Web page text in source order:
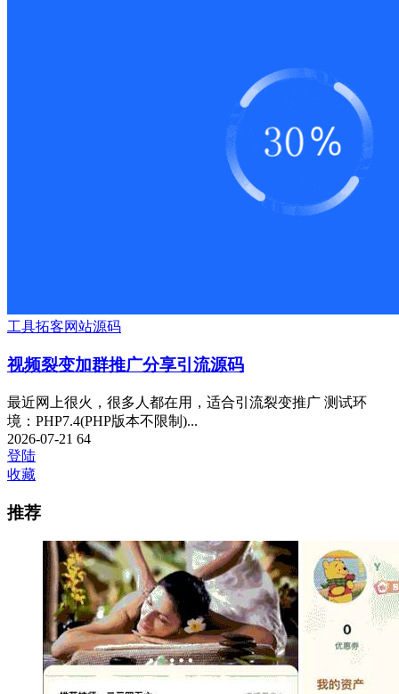
工具拓客网站源码
视频裂变加群推广分享引流源码
最近网上很火，很多人都在用，适合引流裂变推广 测试环
境：PHP7.4(PHP版本不限制)...
2026-07-21 64
登陆
收藏
推荐